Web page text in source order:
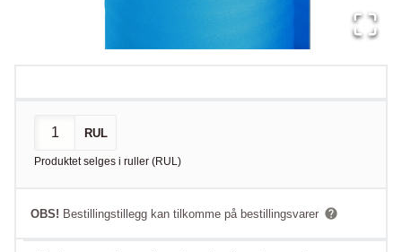
RUL
Produktet selges i ruller (RUL)
OBS! Bestillingstillegg kan tilkomme på bestillingsvarer